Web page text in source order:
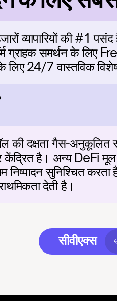
व्यापारियों की #1
ग्राहक समर्थन के लिए
लिए 24/7 वास्तविक
की दक्षता गैस-अनुकूलित
है। अन्य DeFi मूल
निष्पादन सुनिश्चित
देती है।
सीवीएक्स